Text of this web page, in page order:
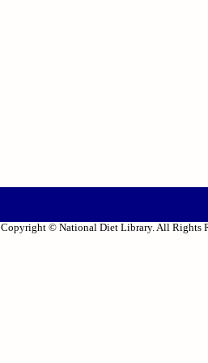
Copyright © National Diet Library. All Rights